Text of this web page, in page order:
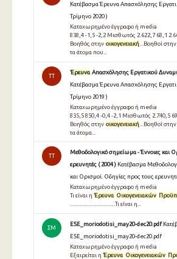
Κατέβασμα Έρευνα Απασχόλησης
Τρίμηνο 2020 )
Καταχωρημένο έγγραφο ή media
838,4 -1,5 -2,2 Μισθωτός 2.622,7 68,1
Βοηθός στην οικογενειακή...Βοηθοί στην
τα άτομα που...
TT
Έρευνα Απασχόλησης Εργατικού
Κατέβασμα Έρευνα Απασχόλησης
Τρίμηνο 2019 )
Καταχωρημένο έγγραφο ή media
835,5 850,4 -0,4 -2,1 Μισθωτός 2.740,5
Βοηθός στην οικογενειακή ...Βοηθοί στην
τα άτομα...
TT
Μεθοδολογικό σημείωμα - Έννοιες και
ερευνητές ( 2004 ) Κατέβασμα
και Ορισμοί. Οδηγίες προς τους
Καταχωρημένο έγγραφο ή media
Τι είναι η Έρευνα Οικογενειακών
.....................................Τι είναι η...
ΣΜ
ESE_moriodotisi_may20-dec20.pdf
ESE_moriodotisi_may20-dec20.pdf
Καταχωρημένο έγγραφο ή media
Εξαιρείται η Έρευνα Οικογενειακών